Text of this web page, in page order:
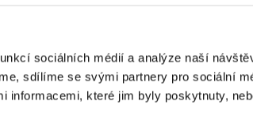
sociálních médií a analýze naší
sdílíme se svými partnery pro sociální
informacemi, které jim byly poskytnuty,
mohou vkládat pouze registrovaní